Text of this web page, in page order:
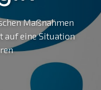
Maßnahmen
auf eine Situation